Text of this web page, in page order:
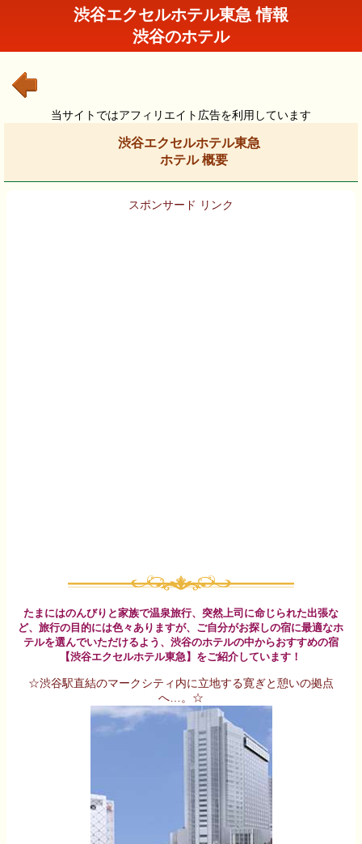
渋谷エクセルホテル東急 情報
渋谷のホテル
当サイトではアフィリエイト広告を利用しています
渋谷エクセルホテル東急
ホテル 概要
スポンサード リンク
たまにはのんびりと家族で温泉旅行、突然上司に命じられた出張な
ど、旅行の目的には色々ありますが、ご自分がお探しの宿に最適なホ
テルを選んでいただけるよう、渋谷のホテルの中からおすすめの宿
【渋谷エクセルホテル東急】をご紹介しています！
☆渋谷駅直結のマークシティ内に立地する寛ぎと憩いの拠点
へ…。☆